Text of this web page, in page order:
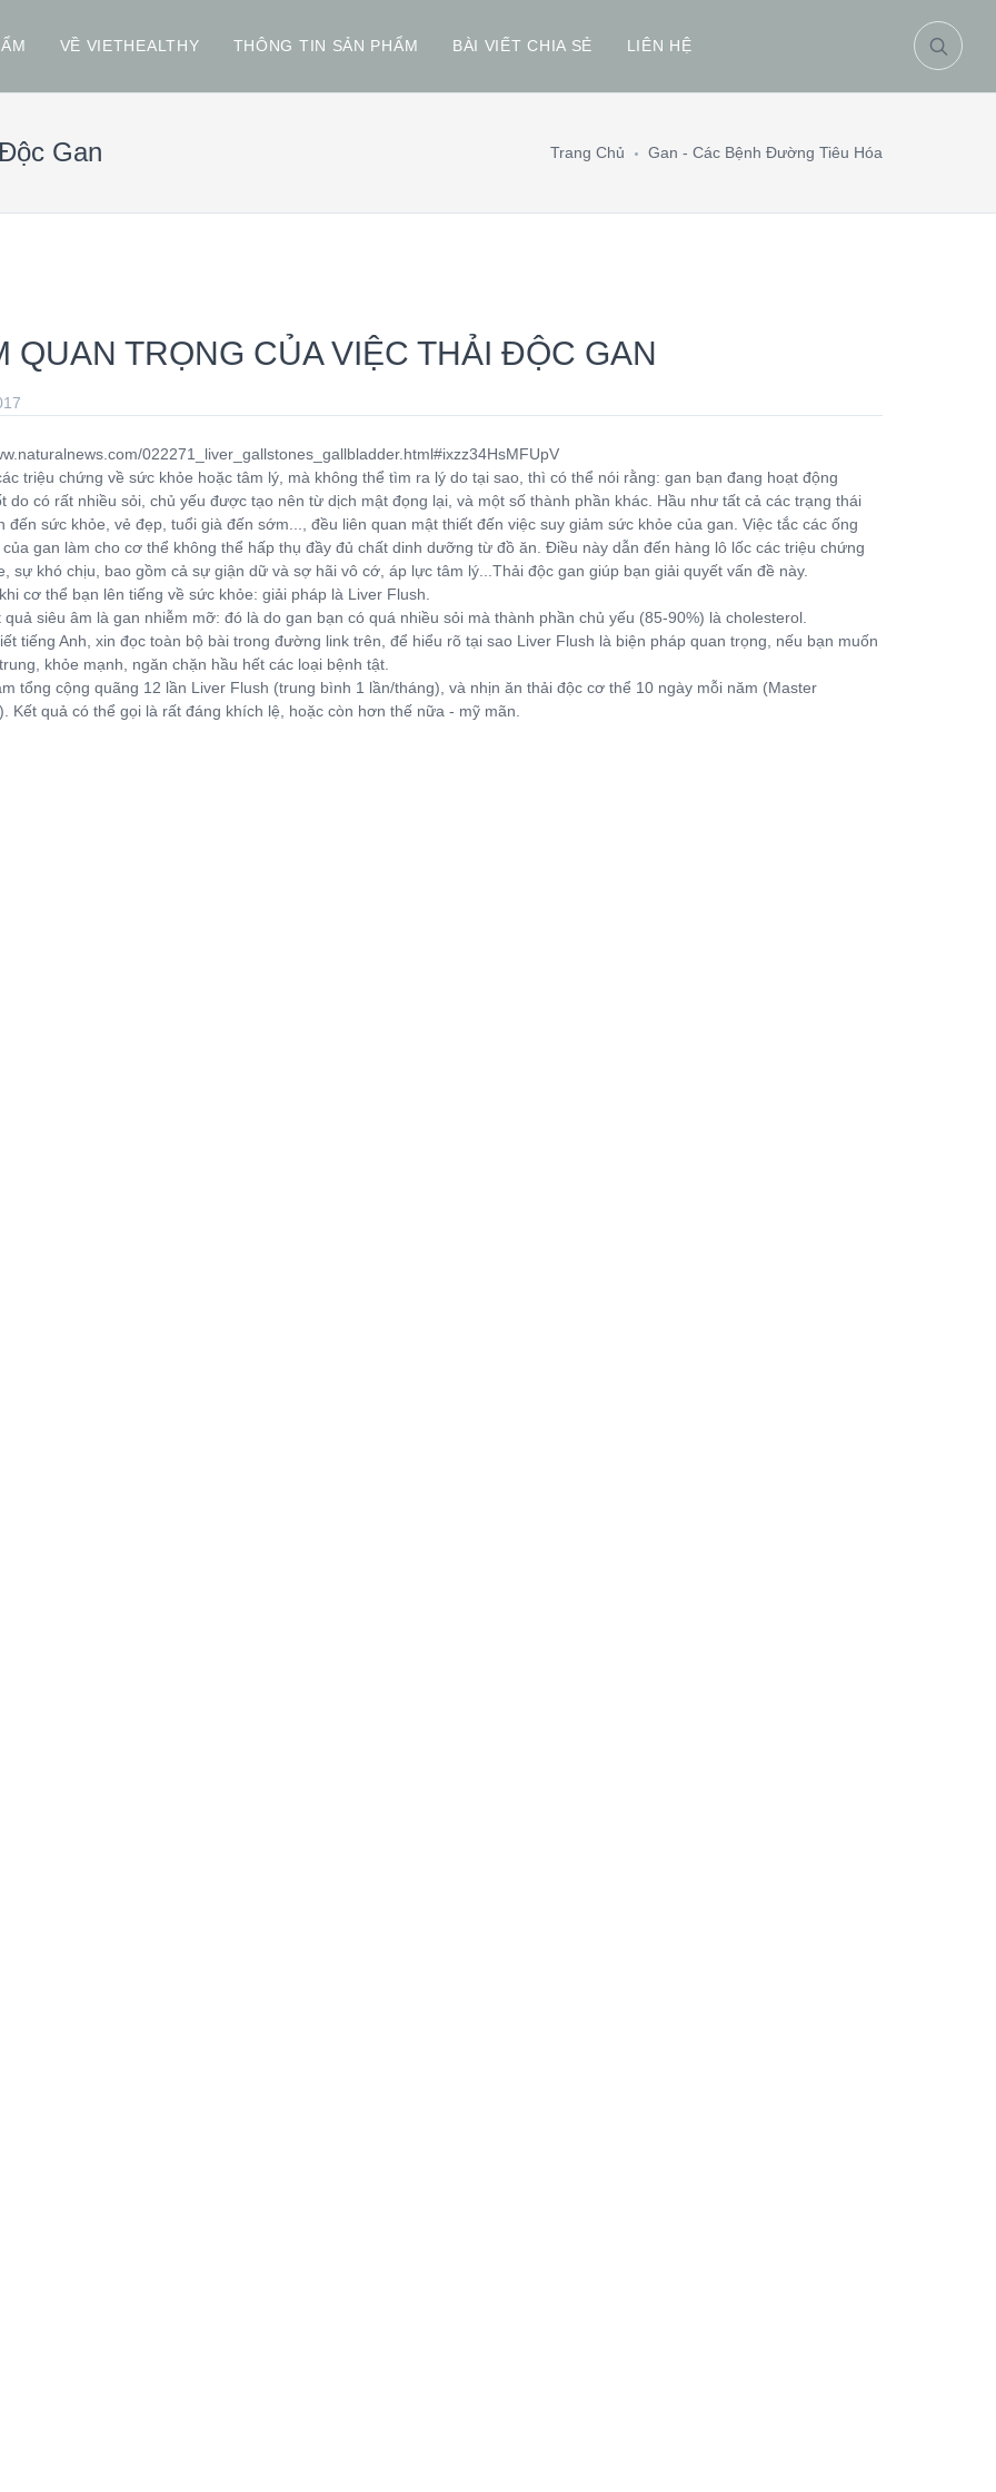
VỀ VIETHEALTHY THÔNG TIN SẢN PHẨM BÀI VIẾT CHIA SẺ LIÊN HỆ
Gan Trang Chủ Gan - Các Bệnh Đường Tiêu Hóa
QUAN TRỌNG CỦA VIỆC THẢI ĐỘC GAN
022271_liver_gallstones_gallbladder.html#ixzz34HsMFUpV
triệu chứng về sức khỏe hoặc tâm lý, mà không thể tìm ra lý do tại sao, thì có thể nói rằng: gan bạn đang hoạt động
do có rất nhiều sỏi, chủ yếu được tạo nên từ dịch mật đọng lại, và một số thành phần khác. Hầu như tất cả các trạng thái
đến sức khỏe, vẻ đẹp, tuổi già đến sớm..., đều liên quan mật thiết đến việc suy giảm sức khỏe của gan. Việc tắc các ống
gan làm cho cơ thể không thể hấp thụ đầy đủ chất dinh dưỡng từ đồ ăn. Điều này dẫn đến hàng lô lốc các triệu chứng
sự khó chịu, bao gồm cả sự giận dữ và sợ hãi vô cớ, áp lực tâm lý...Thải độc gan giúp bạn giải quyết vấn đề này.
cơ thể bạn lên tiếng về sức khỏe: giải pháp là Liver Flush.
quả siêu âm là gan nhiễm mỡ: đó là do gan bạn có quá nhiều sỏi mà thành phần chủ yếu (85-90%) là cholesterol.
tiếng Anh, xin đọc toàn bộ bài trong đường link trên, để hiểu rõ tại sao Liver Flush là biện pháp quan trọng, nếu bạn muốn
khỏe mạnh, ngăn chặn hầu hết các loại bệnh tật.
tổng cộng quãng 12 lần Liver Flush (trung bình 1 lần/tháng), và nhịn ăn thải độc cơ thể 10 ngày mỗi năm (Master
Kết quả có thể gọi là rất đáng khích lệ, hoặc còn hơn thế nữa - mỹ mãn.